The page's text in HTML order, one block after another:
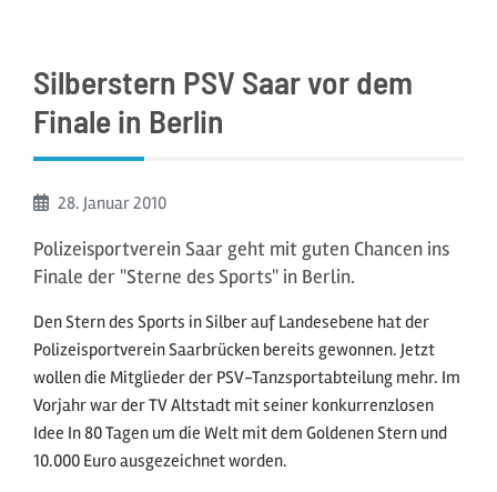
Silberstern PSV Saar vor dem
Finale in Berlin
Beginn:
28. Januar2010
Polizeisportverein Saar geht mit guten Chancen ins
Finale der "Sterne des Sports" in Berlin.
Den Stern des Sports in Silber auf Landesebene hat der
Polizeisportverein Saarbrücken bereits gewonnen. Jetzt
wollen die Mitglieder der PSV-Tanzsportabteilung mehr. Im
Vorjahr war der TV Altstadt mit seiner konkurrenzlosen
Idee In 80 Tagen um die Welt mit dem Goldenen Stern und
10.000 Euro ausgezeichnet worden.